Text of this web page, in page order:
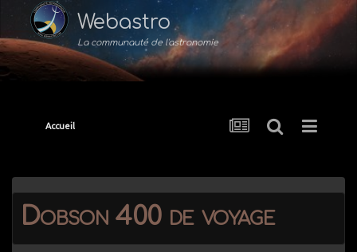
Webastro
La communauté de l'astronomie
Accueil
Dobson 400 de voyage